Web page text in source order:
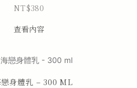
NT$380
查看內容
身體乳 – 300 ML